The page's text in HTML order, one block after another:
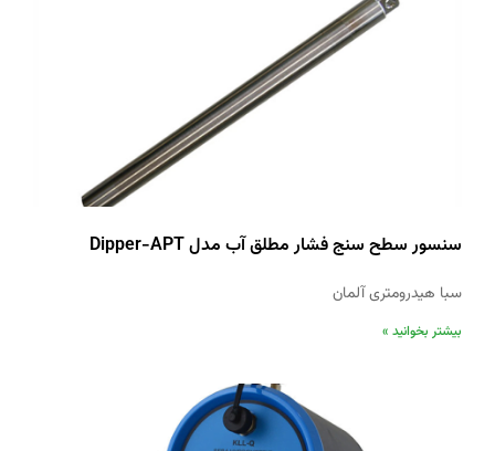
سنسور سطح سنج فشار مطلق آب مدل Dipper-APT
سبا هیدرومتری آلمان
بیشتر بخوانید »